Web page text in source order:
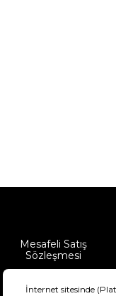
Mesafeli Satış
Sözleşmesi